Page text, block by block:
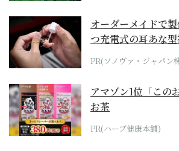
オーダーメイドで
つ充電式の耳あな
PR(ソノヴァ・ジャパン
アマゾン1位「この
お茶
PR(ハーブ健康本舗)